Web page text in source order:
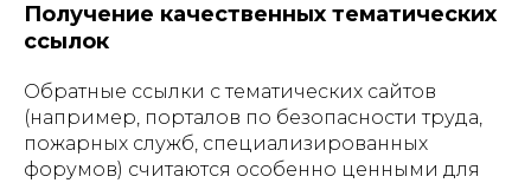
Получение качественных тематических
ссылок
Обратные ссылки с тематических сайтов
(например, порталов по безопасности труда,
пожарных служб, специализированных
форумов) считаются особенно ценными для